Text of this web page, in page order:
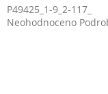
P49425_1-9_2-117_
Průměrné
Neohodnoceno